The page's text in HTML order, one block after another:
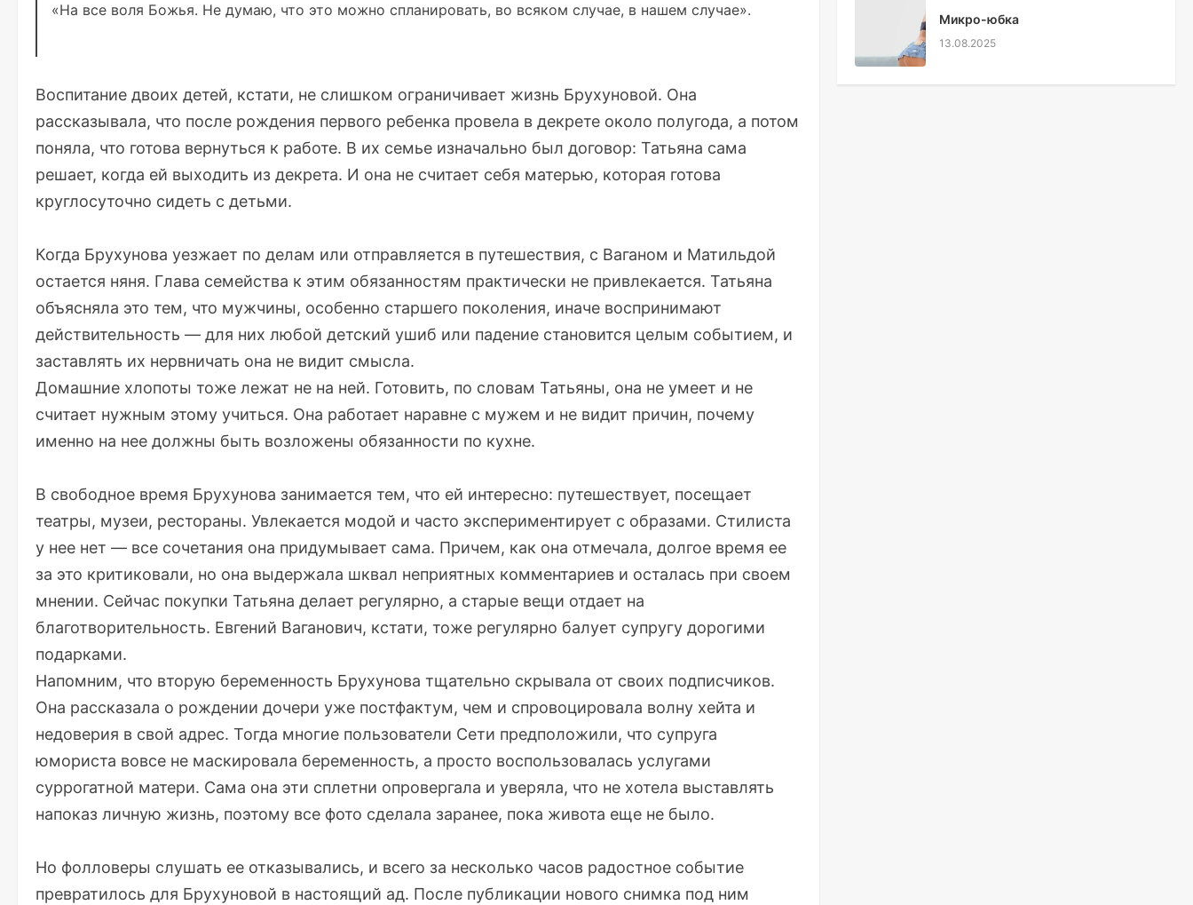
«На все воля Божья. Не думаю, что это можно спланировать, во всяком случае, в нашем случае».
Воспитание двоих детей, кстати, не слишком ограничивает жизнь Брухуновой. Она
рассказывала, что после рождения первого ребенка провела в декрете около полугода, а потом
поняла, что готова вернуться к работе. В их семье изначально был договор: Татьяна сама
решает, когда ей выходить из декрета. И она не считает себя матерью, которая готова
круглосуточно сидеть с детьми.
Когда Брухунова уезжает по делам или отправляется в путешествия, с Ваганом и Матильдой
остается няня. Глава семейства к этим обязанностям практически не привлекается. Татьяна
объясняла это тем, что мужчины, особенно старшего поколения, иначе воспринимают
действительность — для них любой детский ушиб или падение становится целым событием, и
заставлять их нервничать она не видит смысла.
Домашние хлопоты тоже лежат не на ней. Готовить, по словам Татьяны, она не умеет и не
считает нужным этому учиться. Она работает наравне с мужем и не видит причин, почему
именно на нее должны быть возложены обязанности по кухне.
В свободное время Брухунова занимается тем, что ей интересно: путешествует, посещает
театры, музеи, рестораны. Увлекается модой и часто экспериментирует с образами. Стилиста
у нее нет — все сочетания она придумывает сама. Причем, как она отмечала, долгое время ее
за это критиковали, но она выдержала шквал неприятных комментариев и осталась при своем
мнении. Сейчас покупки Татьяна делает регулярно, а старые вещи отдает на
благотворительность. Евгений Ваганович, кстати, тоже регулярно балует супругу дорогими
подарками.
Напомним, что вторую беременность Брухунова тщательно скрывала от своих подписчиков.
Она рассказала о рождении дочери уже постфактум, чем и спровоцировала волну хейта и
недоверия в свой адрес. Тогда многие пользователи Сети предположили, что супруга
юмориста вовсе не маскировала беременность, а просто воспользовалась услугами
суррогатной матери. Сама она эти сплетни опровергала и уверяла, что не хотела выставлять
напоказ личную жизнь, поэтому все фото сделала заранее, пока живота еще не было.
Но фолловеры слушать ее отказывались, и всего за несколько часов радостное событие
превратилось для Брухуновой в настоящий ад. После публикации нового снимка под ним
Микро-юбка
13.08.2025